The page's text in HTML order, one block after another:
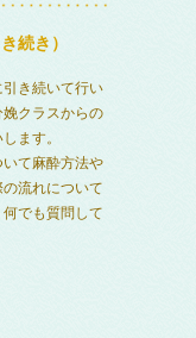
続き）
き続いて行い
娩クラスからの
ます。
て麻酔方法や
流れについて
でも質問して